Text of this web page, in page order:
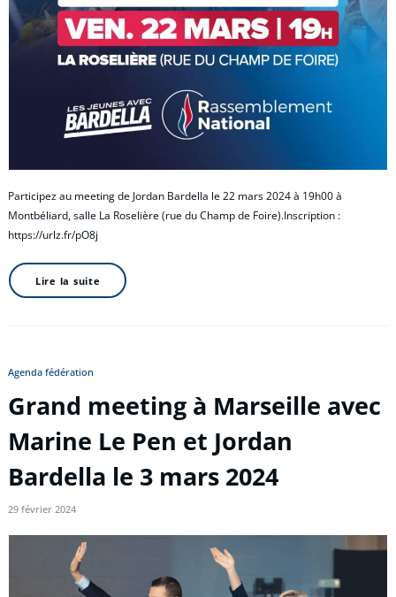
Participez au meeting de Jordan Bardella le 22 mars 2024 à 19h00 à
Montbéliard, salle La Roselière (rue du Champ de Foire).Inscription :
https://urlz.fr/pO8j
Lire la suite
Agenda fédération
Grand meeting à Marseille avec
Marine Le Pen et Jordan
Bardella le 3 mars 2024
29 février 2024